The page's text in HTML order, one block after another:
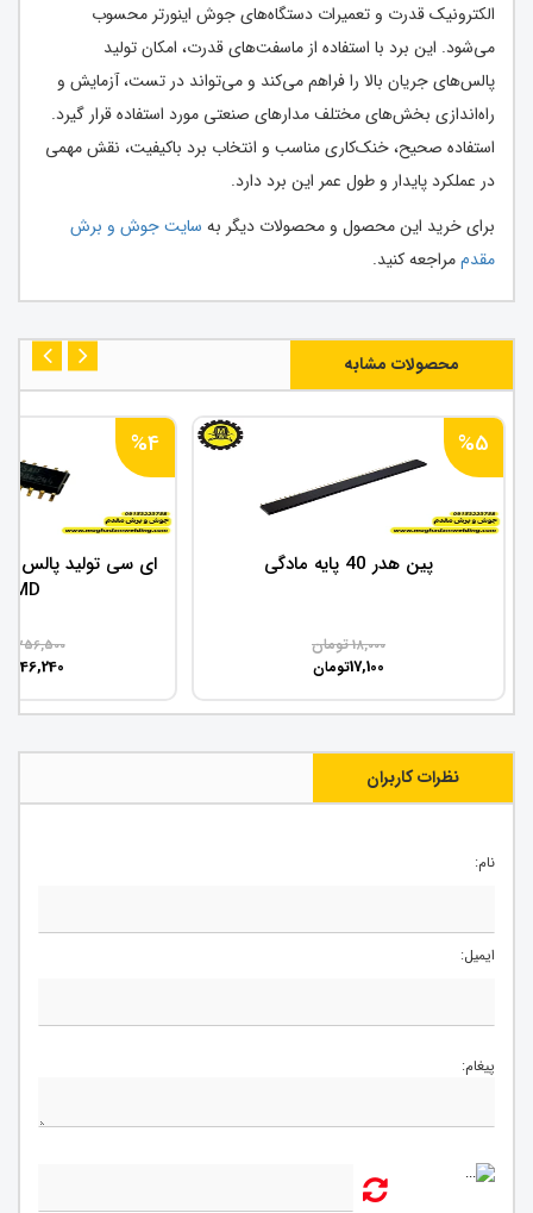
الکترونیک قدرت و تعمیرات دستگاه‌های جوش اینورتر محسوب
می‌شود. این برد با استفاده از ماسفت‌های قدرت، امکان تولید
پالس‌های جریان بالا را فراهم می‌کند و می‌تواند در تست، آزمایش و
راه‌اندازی بخش‌های مختلف مدارهای صنعتی مورد استفاده قرار گیرد.
استفاده صحیح، خنک‌کاری مناسب و انتخاب برد باکیفیت، نقش مهمی
در عملکرد پایدار و طول عمر این برد دارد.
برای خرید این محصول و محصولات دیگر به سایت جوش و برش
مقدممراجعه کنید.
محصولات مشابه
%5
پین هدر 40 پایه مادگی
18,000تومان
17,100تومان
%4
SMD
256,500
246,240
نظرات کاربران
نام:
ایمیل:
پیغام: